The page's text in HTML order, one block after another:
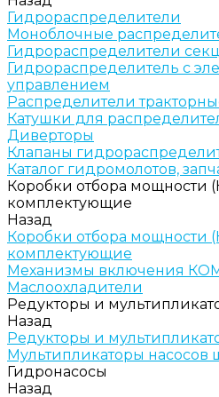
Гидрораспределители
Моноблочные
Гидрораспределители
Гидрораспределитель с
управлением
Распределители
Катушки для
Диверторы
Клапаны
Каталог гидромолотов,
Коробки отбора мощности
комплектующие
Назад
Коробки отбора мощности
комплектующие
Механизмы включения
Маслоохладители
Редукторы и
Назад
Редукторы и
Мультипликаторы насосов
Гидронасосы
Назад